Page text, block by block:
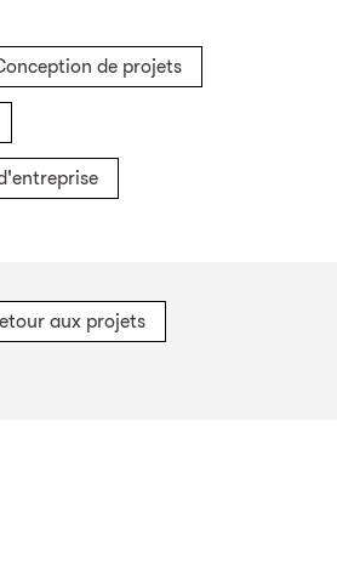
de projets
aux projets